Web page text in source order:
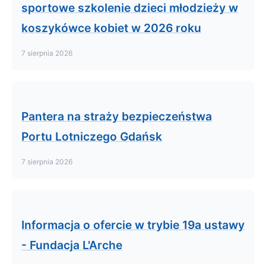
sportowe szkolenie dzieci młodzieży w
koszykówce kobiet w 2026 roku
7 sierpnia 2026
Pantera na straży bezpieczeństwa
Portu Lotniczego Gdańsk
7 sierpnia 2026
Informacja o ofercie w trybie 19a ustawy
- Fundacja L'Arche